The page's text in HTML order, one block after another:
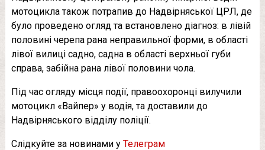
мотоцикла також потрапив до Надвірняської ЦРЛ, де
було проведено огляд та встановлено діагноз: в лівій
половині черепа рана неправильної форми, в області
лівої вилиці садно, садна в області верхньої губи
справа, забійна рана лівої половини чола.
Під час огляду місця події, правоохоронці вилучили
мотоцикл «Вайпер» у водія, та доставили до
Надвірняського відділу поліції.
Слідкуйте за новинами у Телеграм